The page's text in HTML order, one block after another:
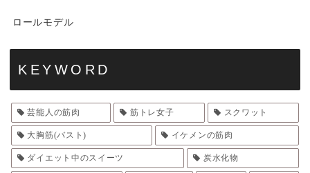
ロールモデル
KEYWORD
芸能人の筋肉 筋トレ女子 スクワット
大胸筋(バスト) イケメンの筋肉
ダイエット中のスイーツ 炭水化物